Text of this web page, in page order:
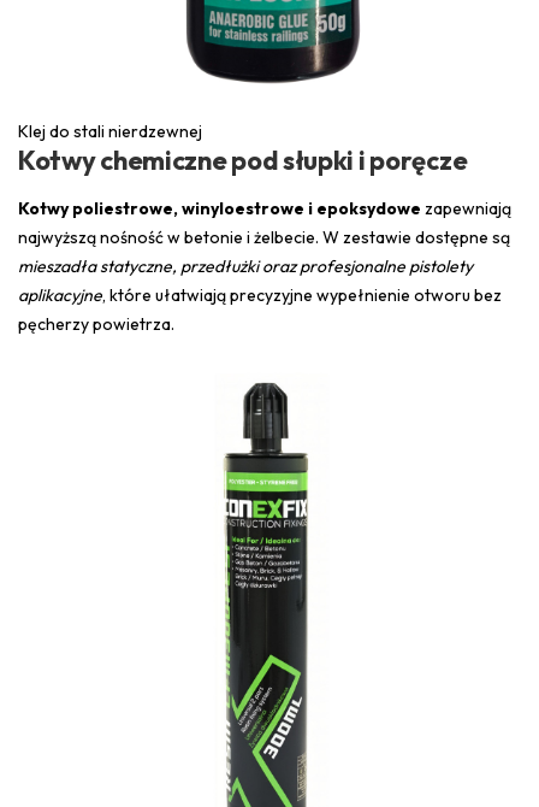
Klej do stali nierdzewnej
Kotwy chemiczne pod słupki i poręcze
Kotwy poliestrowe, winyloestrowe i epoksydowe zapewniają
najwyższą nośność w betonie i żelbecie. W zestawie dostępne są
mieszadła statyczne, przedłużki oraz profesjonalne pistolety
aplikacyjne, które ułatwiają precyzyjne wypełnienie otworu bez
pęcherzy powietrza.